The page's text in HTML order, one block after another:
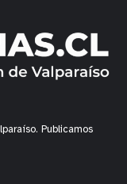
Publicamos